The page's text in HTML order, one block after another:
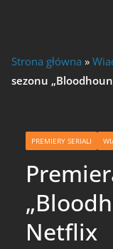
Strona główna »
sezonu
PREMIERY SERIALI
Netflix